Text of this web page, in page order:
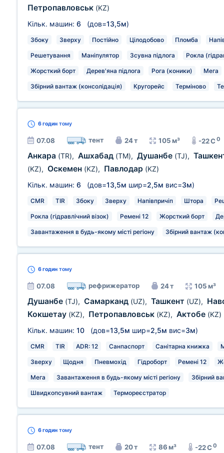
Петропавловськ (KZ)
Кільк. машин: 6 (дов=13,5м)
Збоку Зверху Постійно Цілодобово Пломба
Решетування Маніпулятор Зсувна підлога Рокла
Жорсткий борт Дерев'яна підлога Рога (коники) Мега
Збірний вантаж (консолідація) Кругорейс Терміново
6 годин тому
07.08 тент 24 т 105 м³ -22 C0
Анкара (TR), Ашхабад (TM), Душанбе (TJ),
(KZ), Оскемен (KZ), Павлодар (KZ)
Кільк. машин: 6 (дов=13,5м шир=2,5м вис=3м)
CMR TIR Збоку Зверху Напівпричіп Штора
Рокла (гідравлічний візок) Ремені 12 Жорсткий борт
Завантаження в будь-якому місті регіону Збірний вантаж
6 годин тому
07.08 рефрижератор 24 т 105 м³
Душанбе (TJ), Самарканд (UZ), Ташкент (UZ),
Кокшетау (KZ), Петропавловськ (KZ), Актобе (KZ)
Кільк. машин: 10 (дов=13,5м шир=2,5м вис=3м)
CMR TIR ADR: 12 Санпаспорт Санітарна книжка
Зверху Щодня Пневмохід Гідроборт Ремені 12
Мега Завантаження в будь-якому місті регіону Збірний
Швидкопсувний вантаж Термореєстратор
6 годин тому
07.08 тент 20 т 86 м³ -22 C0